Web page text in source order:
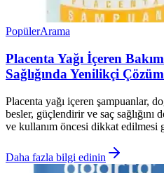
PopülerArama
Placenta Yağı İçeren
Sağlığında Yenilikçi Çözüm
Placenta yağı içeren şampuanlar,
besler, güçlendirir ve saç
ve kullanım öncesi dikkat edilmesi
Daha fazla bilgi edinin